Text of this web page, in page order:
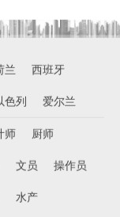
兰 西班牙
色列 爱尔兰
师 厨师
文员 操作员
水产